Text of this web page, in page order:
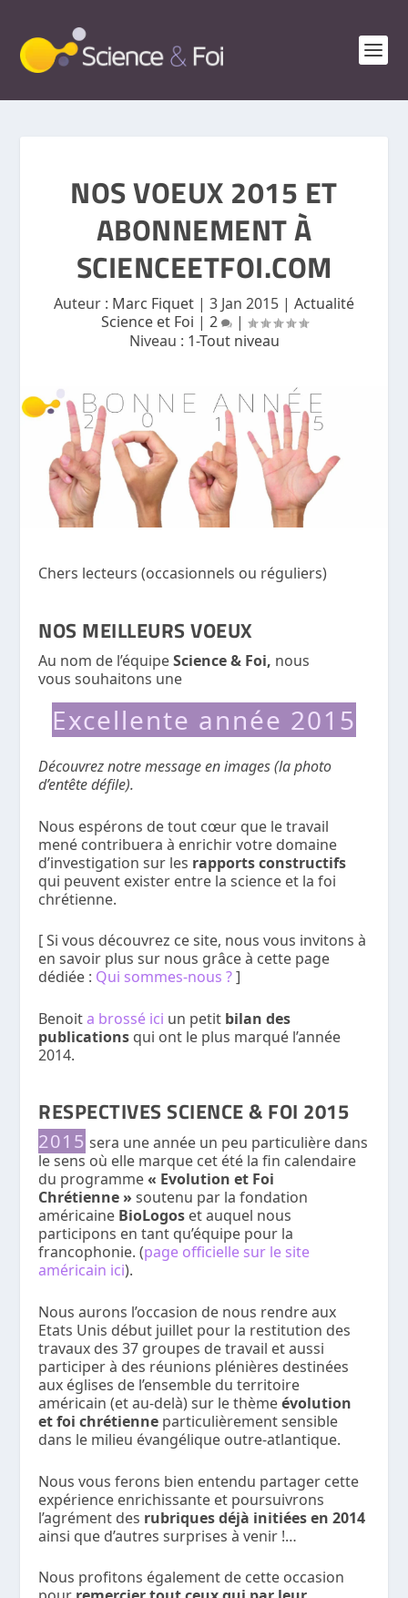
NOS VOEUX 2015 ET
ABONNEMENT À
SCIENCEETFOI.COM
Auteur : Marc Fiquet | 3 Jan 2015 | Actualité
Science et Foi | 2
|
Niveau : 1-Tout niveau
Chers lecteurs (occasionnels ou réguliers)
NOS MEILLEURS VOEUX
Au nom de l’équipeScience & Foi, nous
vous souhaitons une
Excellente année 2015
Découvrez notre message en images (la photo
d’entête défile).
Nous espérons de tout cœur que le travail
mené contribuera à enrichir votre domaine
d’investigation sur les rapports constructifs
qui peuvent exister entre la science et la foi
chrétienne.
[ Si vous découvrez ce site, nous vous invitons à
en savoir plus sur nous grâce à cette page
dédiée : Qui sommes-nous ?]
Benoita brossé ici un petit bilan des
publications qui ont le plus marqué l’année
2014.
RESPECTIVES SCIENCE & FOI 2015
2015 sera une année un peu particulière dans
le sens où elle marque cet été la fin calendaire
du programme« Evolution et Foi
Chrétienne » soutenu par la fondation
américaine BioLogos et auquel nous
participons en tant qu’équipe pour la
francophonie. (page officielle sur le site
américain ici).
Nous aurons l’occasion de nous rendre aux
Etats Unis début juillet pour la restitution des
travaux des 37 groupes de travail et aussi
participer à des réunions plénières destinées
aux églises de l’ensemble du territoire
américain (et au-delà) sur le thèmeévolution
et foi chrétienne particulièrement sensible
dans le milieu évangélique outre-atlantique.
Nous vous ferons bien entendu partager cette
expérience enrichissante et poursuivrons
l’agrément des rubriques déjà initiées en 2014
ainsi que d’autres surprises à venir !…
Nous profitons également de cette occasion